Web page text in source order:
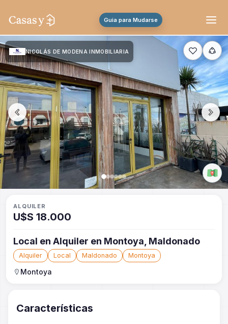
Guia para Mudarse
NICOLÁS DE MODENA INMOBILIARIA
ALQUILER
U$S 18.000
Local en Alquiler en Montoya, Maldonado
Alquiler Local Maldonado Montoya
Montoya
Características